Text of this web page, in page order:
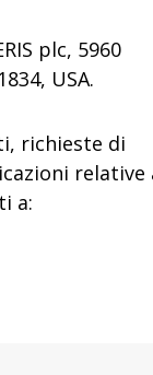
plc, 5960
USA.
richieste di
relative
a: